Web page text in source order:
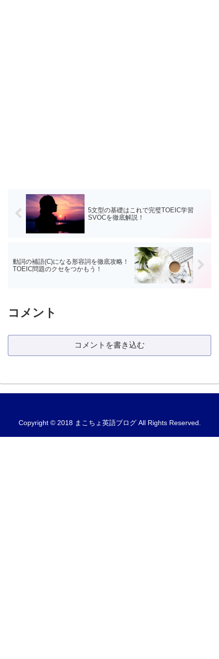
5文型の基礎はこれで完璧TOEIC学習
SVOCを徹底解説！
動詞の補語(C)になる形容詞を徹底攻略！
TOEIC問題のクセをつかもう！
コメント
コメントを書き込む
Copyright © 2018 まこちょ英語ブログ All Rights Reserved.